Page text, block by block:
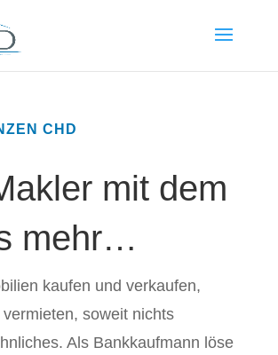
CHD
mit dem
mehr…
kaufen und verkaufen,
soweit nichts
Als Bankkaufmann löse